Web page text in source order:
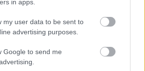
in apps.
my user data to be sent to
advertising purposes.
Google to send me
és a környezet is
kiszolgálására” – mondta.
pálya 4,96 kilométer hosszú
és akár 337 km/óra